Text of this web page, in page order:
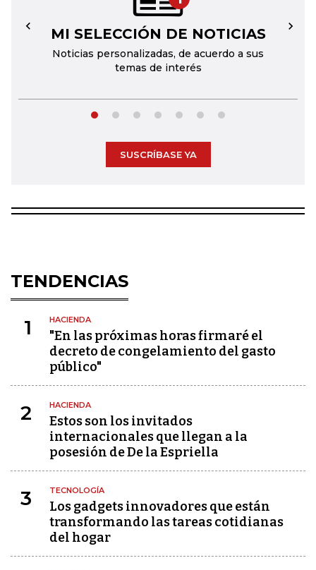
MI SELECCIÓN DE NOTICIAS
Noticias personalizadas, de acuerdo a sus
temas de interés
← →
SUSCRÍBASE YA
TENDENCIAS
1 HACIENDA
"En las próximas horas firmaré el
decreto de congelamiento del gasto
público"
2 HACIENDA
Estos son los invitados
internacionales que llegan a la
posesión de De la Espriella
3 TECNOLOGÍA
Los gadgets innovadores que están
transformando las tareas cotidianas
del hogar